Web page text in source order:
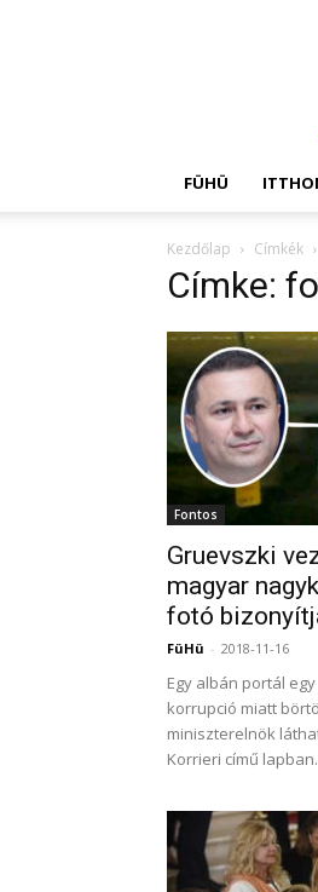
FÜHÜ
Kezdőlap Címkék
Címke:
Fontos
Gruevszki
magyar
fotó
FüHü - 2018-11-16
Egy albán portál
korrupció miatt
miniszterelnök
Korrieri című